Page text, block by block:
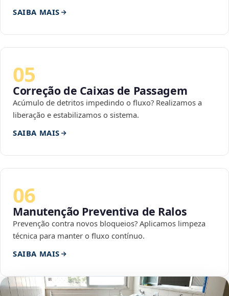
SAIBA MAIS
05
Correção de Caixas de Passagem
Acúmulo de detritos impedindo o fluxo? Realizamos a
liberação e estabilizamos o sistema.
SAIBA MAIS
06
Manutenção Preventiva de Ralos
Prevenção contra novos bloqueios? Aplicamos limpeza
técnica para manter o fluxo contínuo.
SAIBA MAIS